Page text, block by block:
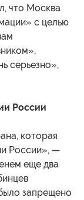
что Москва
с целью
серьезно»,
России
которая
России», —
еще два
запрещено